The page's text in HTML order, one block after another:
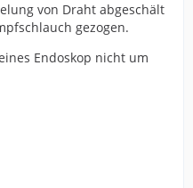
von Draht abgeschält
gezogen.
Endoskop nicht um